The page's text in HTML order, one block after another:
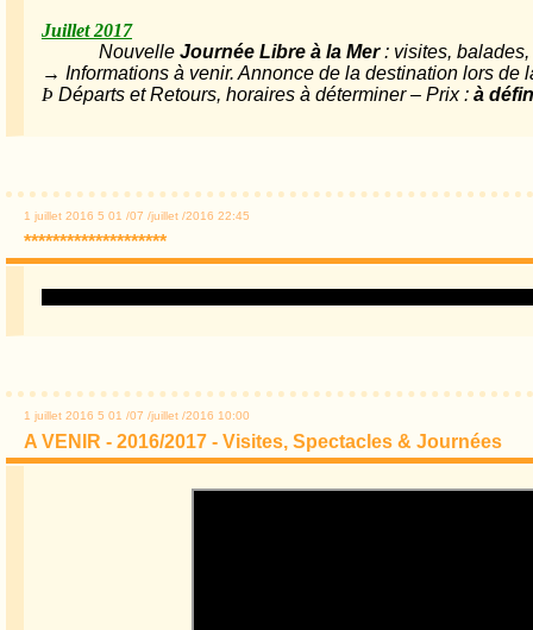
Juillet 2017
Nouvelle Journée Libre à la Mer: visites,
→ Informations à venir. Annonce de la destination lors de
Þ Départs et Retours, horaires à déterminer – Prix : à
1 juillet 2016 5 01 /07 /juillet /2016 22:45
********************
1 juillet 2016 5 01 /07 /juillet /2016 10:00
A VENIR - 2016/2017 - Visites, Spectacles & Journées